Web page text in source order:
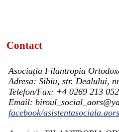
Contact
Asociația Filantropia
Adresa: Sibiu, str. Dealului,
Telefon/Fax: +4 0269 213 052
Email:
facebook/asistentasociala.aors